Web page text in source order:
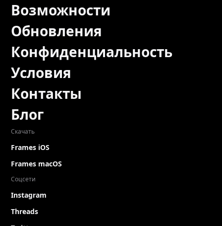
Возможности
Обновления
Конфиденциальность
Условия
Контакты
Блог
Скачать
Frames iOS
Frames macOS
Соцсети
Instagram
Threads